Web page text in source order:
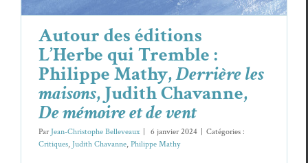
Autour des éditions
L’Herbe qui Tremble :
Philippe Mathy,Derrière les
maisons, Judith Chavanne,
De mémoire et de vent
Par Jean-Christophe Belleveaux 6 janvier 2024
Catégories :
Critiques, Judith Chavanne, Philippe Mathy